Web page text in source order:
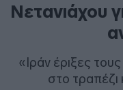
Νετανιάχου
«Ιράν έριξες
στο τραπέζι